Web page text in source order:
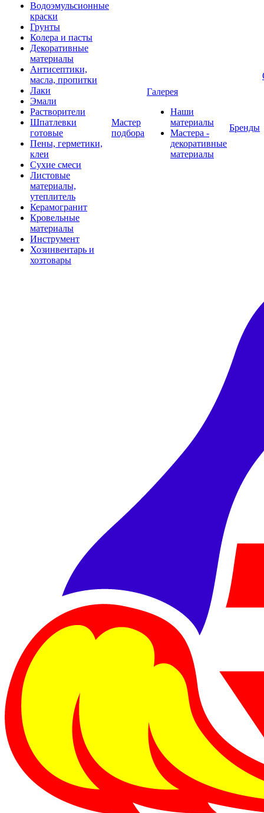
Водоэмульсионные
краски
Грунты
Колера и пасты
Декоративные
материалы
Антисептики,
масла, пропитки
Лаки
Эмали
Растворители
Шпатлевки
готовые
Пены, герметики,
клеи
Сухие смеси
Листовые
материалы,
утеплитель
Керамогранит
Кровельные
материалы
Инструмент
Хозинвентарь и
хозтовары
Мастер
подбора
Галерея
Наши
материалы
Мастера -
декоративные
материалы
Бренды